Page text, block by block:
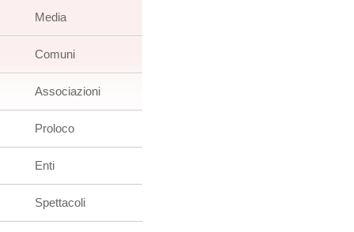
Media
Comuni
Associazioni
Proloco
Enti
Spettacoli